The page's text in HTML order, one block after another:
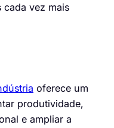
cada vez mais
oferece um
produtividade,
e ampliar a